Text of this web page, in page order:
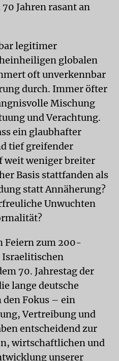
Jahren rasant an
legitimer
globalen
oft unverkennbar
durch. Immer öfter
Mischung
und Verachtung.
ein glaubhafter
tief greifender
weit weniger breiter
Basis stattfanden als
statt Annäherung?
Unwuchten
Feiern zum 200-
Israelitischen
70. Jahrestag der
lange deutsche
den Fokus – ein
Vertreibung und
entscheidend zur
wirtschaftlichen und
unserer